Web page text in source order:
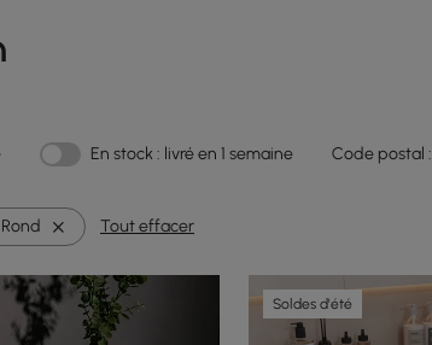
En stock : livré en 1 semaine Code postal :
Rond Tout effacer
Soldes d'été